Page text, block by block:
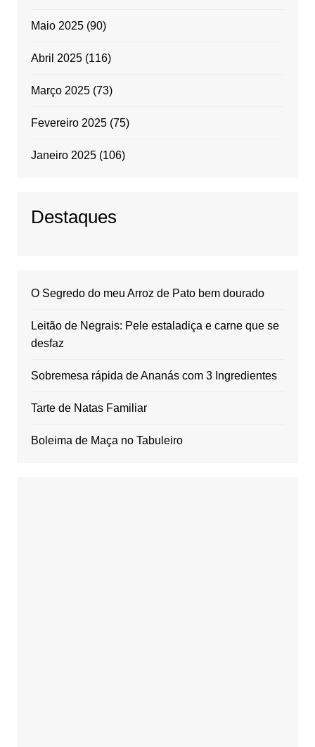
Maio 2025(90)
Abril 2025(116)
Março 2025(73)
Fevereiro 2025(75)
Janeiro 2025(106)
Destaques
O Segredo do meu Arroz de Pato bem dourado
Leitão de Negrais: Pele estaladiça e carne que se
desfaz
Sobremesa rápida de Ananás com 3 Ingredientes
Tarte de Natas Familiar
Boleima de Maça no Tabuleiro